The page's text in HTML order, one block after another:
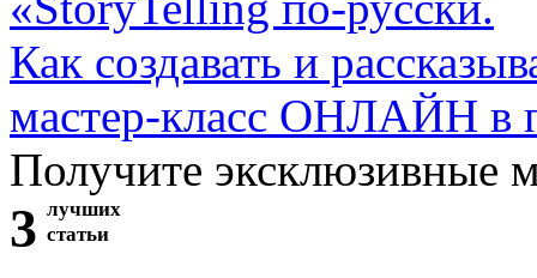
Как создавать и
мастер-класс ОНЛАЙН в
Получите эксклюзивные
3 лучших
статьи